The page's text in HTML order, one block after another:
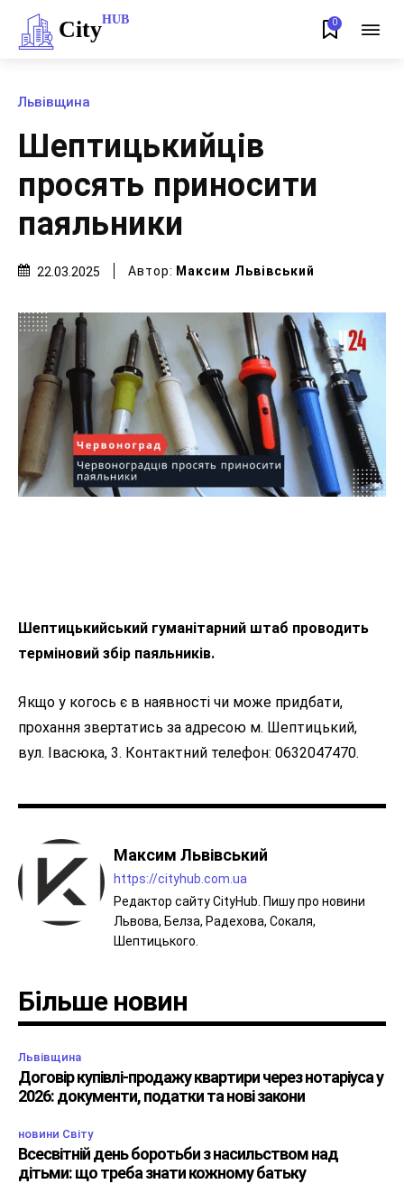
CityHUB 0
Львівщина
Шептицькийців
просять приносити
паяльники
22.03.2025 Автор: Максим Львівський
Шептицькийський гуманітарний штаб проводить
терміновий збір паяльників.
Якщо у когось є в наявності чи може придбати,
прохання звертатись за адресою м. Шептицький,
вул. Івасюка, 3. Контактний телефон: 0632047470.
Максим Львівський
https://cityhub.com.ua
Редактор сайту CityHub. Пишу про новини
Львова, Белза, Радехова, Сокаля,
Шептицького.
Більше новин
Львівщина
Договір купівлі-продажу квартири через нотаріуса у
2026: документи, податки та нові закони
новини Світу
Всесвітній день боротьби з насильством над
дітьми: що треба знати кожному батьку